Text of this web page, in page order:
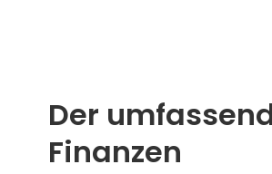
Der
Finanzen